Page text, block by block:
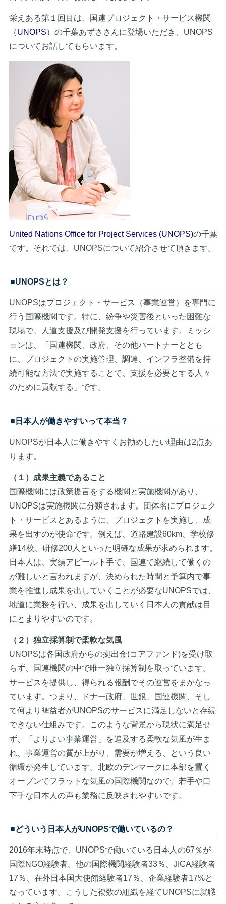
栄えある第１回目は、国連プロジェクト・サービス機関
（UNOPS）の千葉あずささんに登場いただき、UNOPS
についてお話してもらいます。
United Nations Office for Project Services (UNOPS)の千葉
です。それでは、UNOPSについて紹介させて頂きます。
■UNOPSとは？
UNOPSはプロジェクト・サービス（事業運営）を専門に
行う国際機関です。特に、紛争や災害後といった困難な
現場で、人道支援及び開発支援を行っています。ミッシ
ョンは、「国連機関、政府、その他パートナーととも
に、プロジェクトの実施管理、調達、インフラ整備を持
続可能な方法で実施することで、支援を必要とする人々
のために貢献する」です。
■日本人が働きやすいって本当？
UNOPSが日本人に働きやすくお勧めしたい理由は2点あ
ります。
（１）成果主義であること
国際機関には政策提言をする機関と実施機関があり、
UNOPSは実施機関に分類されます。団体名にプロジェク
ト・サービスとあるように、プロジェクトを実施し、成
果を出すのが使命です。例えば、道路建設60km、学校修
繕14校、研修200人といった明確な成果が求められます。
日本人は、実績アピール下手で、国連で継続して働くの
が難しいと言われますが、決められた時間と予算内で事
業を推進し成果を出していくことが必要なUNOPSでは、
地道に業務を行い、成果を出していく日本人の貢献は目
にとまりやすいのです。
（２）独立採算制で柔軟な気風
UNOPSは各国政府からの拠出金(コアファンド)を受け取
らず、国連機関の中で唯一独立採算制を取っています。
サービスを提供し、得られる報酬でその運営をまかなっ
ています。つまり、ドナー政府、世銀、国連機関、そし
て何より裨益者がUNOPSのサービスに満足しないと存続
できない仕組みです。このような背景から現状に満足せ
ず、「よりよい事業運営」を追及する柔軟な気風が生ま
れ、事業運営の質が上がり、需要が増える、という良い
循環が発生しています。北欧のデンマークに本部を置く
オープンでフラットな気風の国際機関なので、若手や口
下手な日本人の声も業務に反映されやすいです。
■どういう日本人がUNOPSで働いているの？
2016年末時点で、UNOPSで働いている日本人の67％が
国際NGO経験者。他の国際機関経験者33％、JICA経験者
17％、在外日本国大使館経験者17％、企業経験者17%と
なっています。こうした複数の組織を経てUNOPSに就職